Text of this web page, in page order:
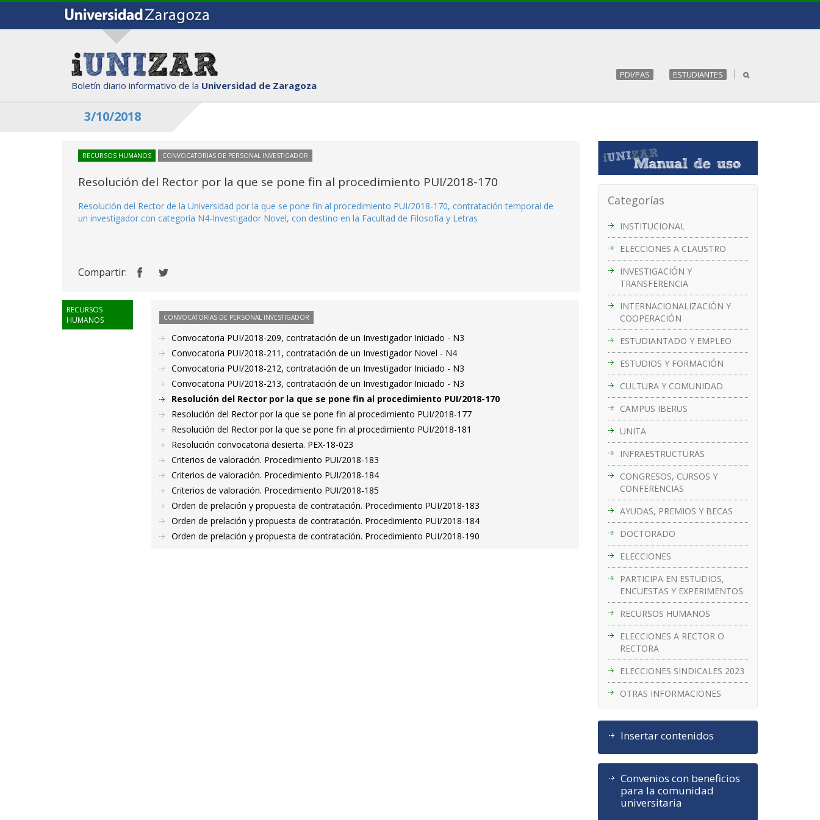
Boletín diario informativo de la Universidad de Zaragoza
PDI/PAS ESTUDIANTES
3/10/2018
Categorías
INSTITUCIONAL
ELECCIONES A CLAUSTRO
INVESTIGACIÓN Y
TRANSFERENCIA
INTERNACIONALIZACIÓN Y
COOPERACIÓN
ESTUDIANTADO Y EMPLEO
ESTUDIOS Y FORMACIÓN
CULTURA Y COMUNIDAD
CAMPUS IBERUS
UNITA
INFRAESTRUCTURAS
CONGRESOS, CURSOS Y
CONFERENCIAS
AYUDAS, PREMIOS Y BECAS
DOCTORADO
ELECCIONES
PARTICIPA EN ESTUDIOS,
ENCUESTAS Y EXPERIMENTOS
RECURSOS HUMANOS
ELECCIONES A RECTOR O
RECTORA
ELECCIONES SINDICALES 2023
OTRAS INFORMACIONES
Insertar contenidos
Convenios con beneficios
para la comunidad
universitaria
RECURSOS HUMANOS CONVOCATORIAS DE PERSONAL INVESTIGADOR
Resolución del Rector por la que se pone fin al procedimiento PUI/2018-170
Resolución del Rector de la Universidad por la que se pone fin al procedimiento PUI/2018-170, contratación temporal de
un investigador con categoría N4-Investigador Novel, con destino en la Facultad de Filosofía y Letras
Compartir:
RECURSOS
HUMANOS
CONVOCATORIAS DE PERSONAL INVESTIGADOR
Convocatoria PUI/2018-209, contratación de un Investigador Iniciado - N3
Convocatoria PUI/2018-211, contratación de un Investigador Novel - N4
Convocatoria PUI/2018-212, contratación de un Investigador Iniciado - N3
Convocatoria PUI/2018-213, contratación de un Investigador Iniciado - N3
Resolución del Rector por la que se pone fin al procedimiento PUI/2018-170
Resolución del Rector por la que se pone fin al procedimiento PUI/2018-177
Resolución del Rector por la que se pone fin al procedimiento PUI/2018-181
Resolución convocatoria desierta. PEX-18-023
Criterios de valoración. Procedimiento PUI/2018-183
Criterios de valoración. Procedimiento PUI/2018-184
Criterios de valoración. Procedimiento PUI/2018-185
Orden de prelación y propuesta de contratación. Procedimiento PUI/2018-183
Orden de prelación y propuesta de contratación. Procedimiento PUI/2018-184
Orden de prelación y propuesta de contratación. Procedimiento PUI/2018-190